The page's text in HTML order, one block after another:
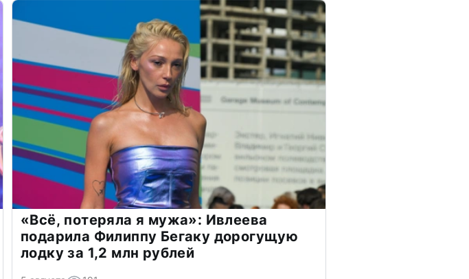
«Всё, потеряла я мужа»: Ивлеева
подарила Филиппу Бегаку дорогущую
лодку за 1,2 млн рублей